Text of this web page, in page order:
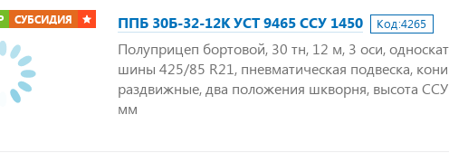
СУБСИДИЯ ППБ 30Б-32-12К УСТ 9465 ССУ 1450 Код:4265
Полуприцеп бортовой, 30 тн, 12 м, 3 оси,
шины 425/85 R21, пневматическая подвеска,
раздвижные, два положения шкворня, высота
мм